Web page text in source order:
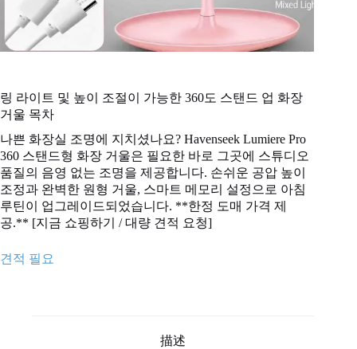
링 라이트 및 높이 조절이 가능한 360도 스탠드 업 화장
거울 목차
나쁜 화장실 조명에 지치셨나요? Havenseek Lumiere Pro
360 스탠드형 화장 거울은 필요한 바로 그곳에 스튜디오
품질의 음영 없는 조명을 제공합니다. 손쉬운 공압 높이
조정과 완벽한 원형 거울, 스마트 메모리 설정으로 아침
루틴이 업그레이드되었습니다. **한정 도매 가격 제
공.** [지금 쇼핑하기 / 대량 견적 요청]
견적 필요
描述